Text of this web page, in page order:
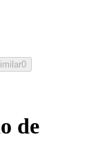
0
de